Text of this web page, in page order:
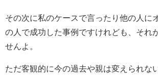
その次に私のケースで言ったり他の人に
の人で成功した事例ですけれども、それ
せんよ。
ただ客観的に今の過去や親は変えられな